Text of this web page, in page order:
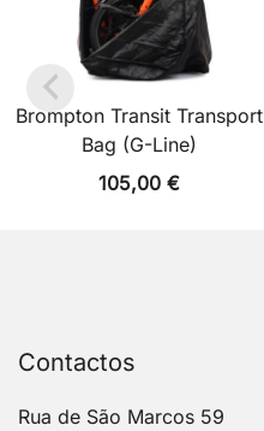
Brompton Transit Transport
Bag (G-Line)
105,00 €
Contactos
Rua de São Marcos 59